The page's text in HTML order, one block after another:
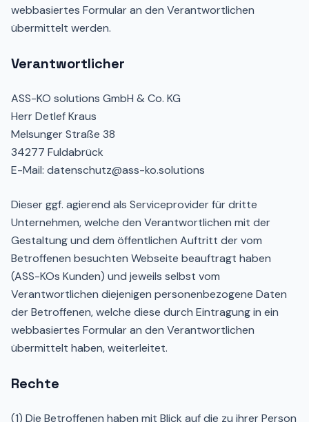
webbasiertes Formular an den Verantwortlichen
übermittelt werden.
Verantwortlicher
ASS-KO solutions GmbH & Co. KG
Herr Detlef Kraus
Melsunger Straße 38
34277 Fuldabrück
E-Mail: datenschutz@ass-ko.solutions
Dieser ggf. agierend als Serviceprovider für dritte
Unternehmen, welche den Verantwortlichen mit der
Gestaltung und dem öffentlichen Auftritt der vom
Betroffenen besuchten Webseite beauftragt haben
(ASS-KOs Kunden) und jeweils selbst vom
Verantwortlichen diejenigen personenbezogene Daten
der Betroffenen, welche diese durch Eintragung in ein
webbasiertes Formular an den Verantwortlichen
übermittelt haben, weiterleitet.
Rechte
(1) Die Betroffenen haben mit Blick auf die zu ihrer Person